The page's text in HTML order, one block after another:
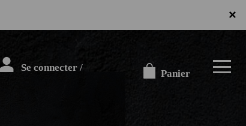
×
Se connecter /
Panier